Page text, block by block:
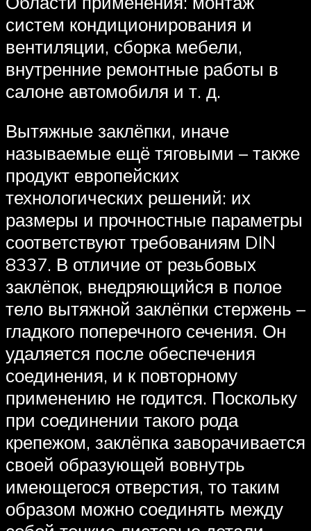
систем кондиционирования и
вентиляции, сборка мебели,
внутренние ремонтные работы в
салоне автомобиля и т. д.
Вытяжные заклёпки, иначе
называемые ещё тяговыми – также
продукт европейских
технологических решений: их
размеры и прочностные параметры
соответствуют требованиям DIN
8337. В отличие от резьбовых
заклёпок, внедряющийся в полое
тело вытяжной заклёпки стержень –
гладкого поперечного сечения. Он
удаляется после обеспечения
соединения, и к повторному
применению не годится. Поскольку
при соединении такого рода
крепежом, заклёпка заворачивается
своей образующей вовнутрь
имеющегося отверстия, то таким
образом можно соединять между